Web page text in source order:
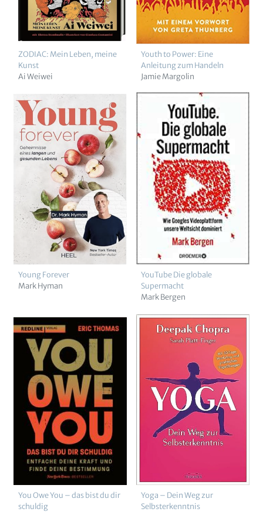
ZODIAC: Mein Leben, meine
Kunst
Ai Weiwei
Youth to Power: Eine
Anleitung zum Handeln
Jamie Margolin
Young Forever
Mark Hyman
YouTube Die globale
Supermacht
Mark Bergen
You Owe You – das bist du dir
schuldig
Yoga – Dein Weg zur
Selbsterkenntnis